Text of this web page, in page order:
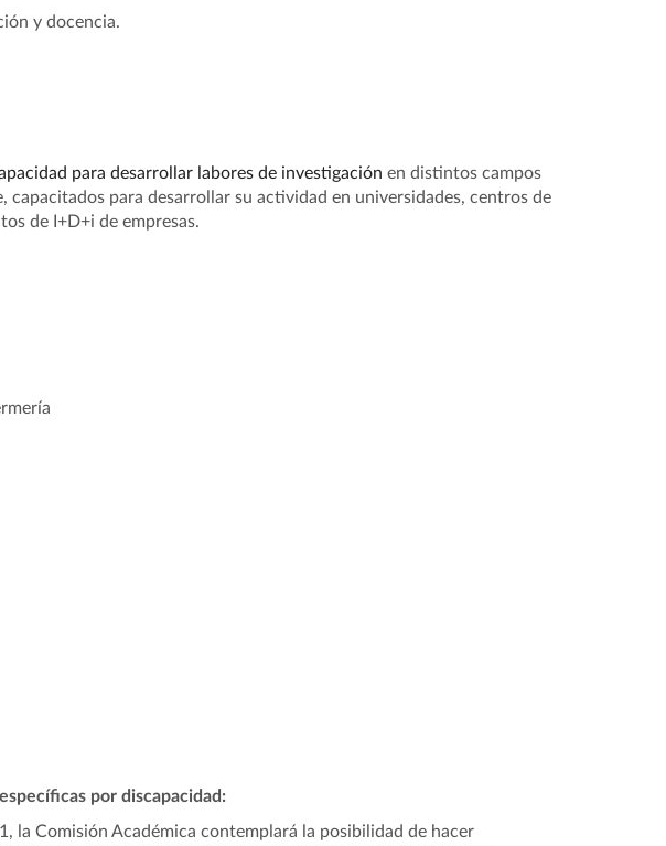
y docencia.
para desarrollar labores de investigación en distintos campos
capacitados para desarrollar su actividad en universidades, centros de
de I+D+i de empresas.
por discapacidad:
la Comisión Académica contemplará la posibilidad de hacer